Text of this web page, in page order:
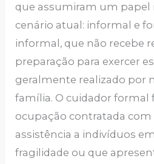
que assumiram um
cenário atual: informal e
informal, que não recebe
preparação para exercer
geralmente realizado por
família. O cuidador formal
ocupação contratada
assistência a indivíduos
fragilidade ou que